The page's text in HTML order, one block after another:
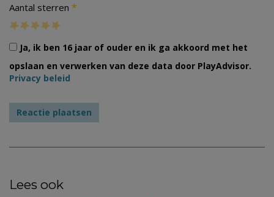
Aantal sterren *
Ja, ik ben 16 jaar of ouder en ik ga akkoord met het
opslaan en verwerken van deze data door PlayAdvisor.
Privacy beleid
Lees ook